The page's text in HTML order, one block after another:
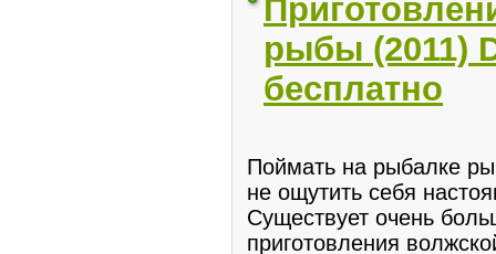
рыбы (2011)
бесплатно
Поймать на рыбалке
не ощутить себя
Существует очень
приготовления